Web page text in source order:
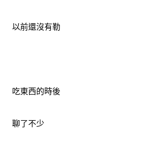
以前還沒有勒
吃東西的時後
聊了不少